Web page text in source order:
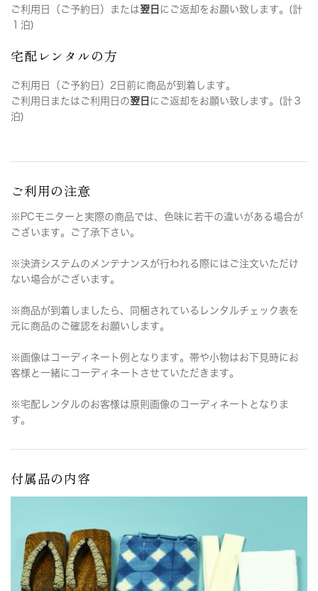
ご利用日（ご予約日）または翌日 にご返却をお願い致します。(計
１泊)
宅配レンタルの方
ご利用日（ご予約日）2日前に商品が到着します。
ご利用日またはご利用日の翌日 にご返却をお願い致します。(計３
泊)
ご利用の注意
※PCモニターと実際の商品では、色味に若干の違いがある場合が
ございます。ご了承下さい。
※決済システムのメンテナンスが行われる際にはご注文いただけ
ない場合がございます。
※商品が到着しましたら、同梱されているレンタルチェック表を
元に商品のご確認をお願いします。
※画像はコーディネート例となります。帯や小物はお下見時にお
客様と一緒にコーディネートさせていただきます。
※宅配レンタルのお客様は原則画像のコーディネートとなりま
す。
付属品の内容